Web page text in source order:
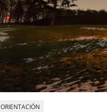
ORIENTACIÓN